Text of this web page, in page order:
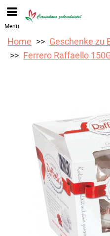
Bestellungen über unseren
entgegen. Der
12.08.2026
Menu
Home
Geschenke zu
Ferrero Raffaello